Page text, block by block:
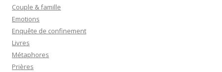
Couple & famille
Emotions
Enquête de confinement
Livres
Métaphores
Prières